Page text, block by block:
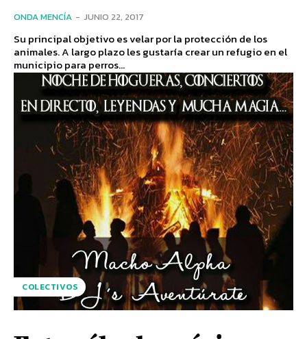
ONDA MENCÍA - JUNIO 22, 2017
Su principal objetivo es velar por la protección de los
animales. A largo plazo les gustaría crear un refugio en el
municipio para perros...
COLECTIVOS